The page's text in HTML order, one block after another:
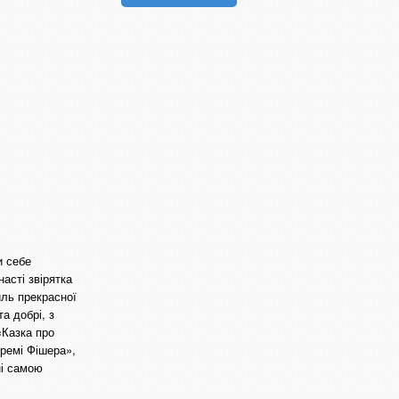
себе
звірятка
прекрасної
добрі, з
про
Фішера»,
самою